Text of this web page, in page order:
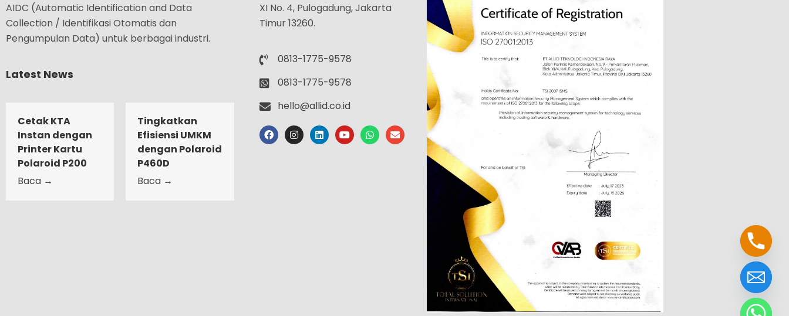
AIDC (Automatic Identification and Data
Collection / Identifikasi Otomatis dan
Pengumpulan Data) untuk berbagai industri.
Latest News
Cetak KTA
Instan dengan
Printer Kartu
Polaroid P200
Baca →
Tingkatkan
Efisiensi UMKM
dengan Polaroid
P460D
Baca →
XI No. 4, Pulogadung, Jakarta
Timur 13260.
0813-1775-9578
0813-1775-9578
hello@allid.co.id